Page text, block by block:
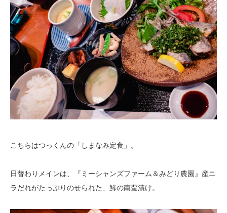
こちらはつっくんの「しまなみ定食」。
日替わりメインは、『ミーシャンズファーム＆みどり農園』産ニ
ラだれがたっぷりのせられた、鯵の南蛮漬け。